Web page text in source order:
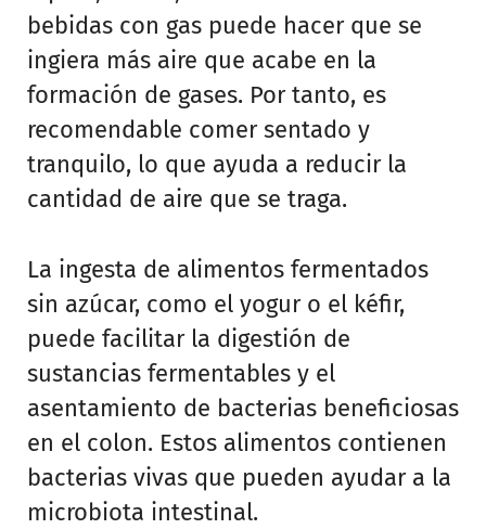
bebidas con gas puede hacer que se
ingiera más aire que acabe en la
formación de gases. Por tanto, es
recomendable comer sentado y
tranquilo, lo que ayuda a reducir la
cantidad de aire que se traga.
La ingesta de alimentos fermentados
sin azúcar, como el yogur o el kéfir,
puede facilitar la digestión de
sustancias fermentables y el
asentamiento de bacterias beneficiosas
en el colon. Estos alimentos contienen
bacterias vivas que pueden ayudar a la
microbiota intestinal.